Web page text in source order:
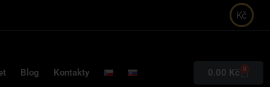
Blog Kontakty 0.00 Kč 0
Kč